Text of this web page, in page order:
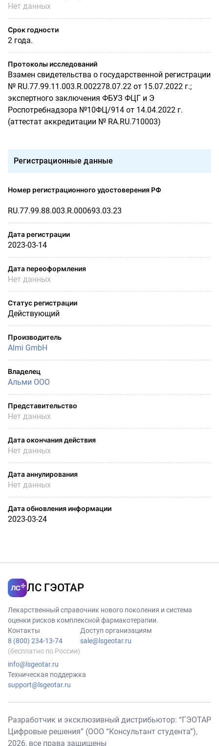
Нет данных
Срок годности
2 года.
Протоколы исследований
Взамен свидетельства о государственной регистрации
№ RU.77.99.11.003.R.002278.07.22 от 15.07.2022 г.;
экспертного заключения ФБУЗ ФЦГ и Э
Роспотребнадзора №10ФЦ/914 от 14.04.2022 г.
(аттестат аккредитации № RA.RU.710003)
Регистрационные данные
Номер регистрационного удостоверения РФ
RU.77.99.88.003.R.000693.03.23
Дата регистрации
2023-03-14
Дата переоформления
Нет данных
Статус регистрации
Действующий
Производитель
Almi GmbH
Владелец
Альми ООО
Представительство
Нет данных
Дата окончания действия
Нет данных
Дата аннулирования
Нет данных
Дата обновления информации
2023-03-24
ЛС ГЭОТАР
Лекарственный справочник нового поколения и система
оценки рисков комплексной фармакотерапии.
Контакты
8 (800) 234-13-74
(бесплатно по России)
info@lsgeotar.ru
Доступ организациям
sale@lsgeotar.ru
Техническая поддержка
support@lsgeotar.ru
Разработчик и эксклюзивный дистрибьютор: “ГЭОТАР
Цифровые решения” (ООО “Консультант студента”),
2026, все права защищены